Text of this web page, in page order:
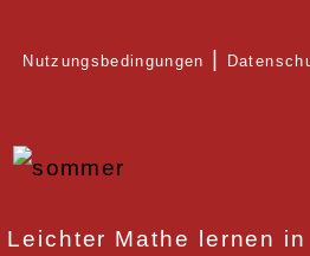
zum
Nutzungsbedingungen
Leichter Mathe lernen